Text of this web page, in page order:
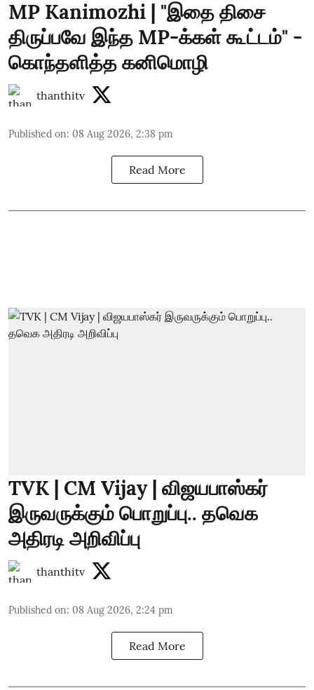
MP Kanimozhi | "இதை திசை
திருப்பவே இந்த MP-க்கள் கூட்டம்" -
கொந்தளித்த கனிமொழி
thanthitv
Published on: 08 Aug 2026, 2:38 pm
Read More
TVK | CM Vijay | விஜயபாஸ்கர்
இருவருக்கும் பொறுப்பு.. தவெக
அதிரடி அறிவிப்பு
thanthitv
Published on: 08 Aug 2026, 2:24 pm
Read More